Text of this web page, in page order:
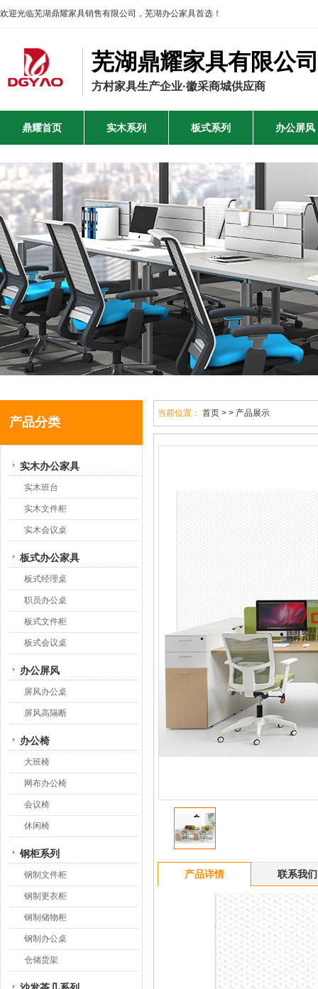
欢迎光临芜湖鼎耀家具销售有限公司，芜湖办公家具首选！
芜湖鼎耀家具有限公司
方村家具生产企业·徽采商城供应商
鼎耀首页 实木系列 板式系列 办公屏风
产品分类
实木办公家具
实木班台
实木文件柜
实木会议桌
板式办公家具
板式经理桌
职员办公桌
板式文件柜
板式会议桌
办公屏风
屏风办公桌
屏风高隔断
办公椅
大班椅
网布办公椅
会议椅
休闲椅
钢柜系列
钢制文件柜
钢制更衣柜
钢制储物柜
钢制办公桌
仓储货架
当前位置： 首页 > > 产品展示
产品详情 联系我们